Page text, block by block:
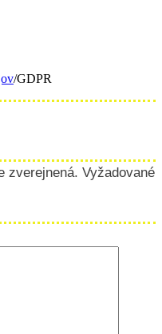
/GDPR
zverejnená. Vyžadované